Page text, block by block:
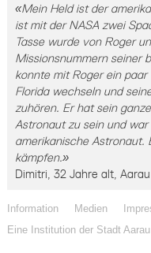
«Mein Held ist der
ist mit der NASA zwei
Tasse wurde von Roger
Missionsnummern seiner
konnte mit Roger ein
Florida wechseln und
zuhören. Er hat sein
Astronaut zu sein und
amerikanische Astronaut.
kämpfen.»
Dimitri, 32 Jahre alt, Aarau
Information Medien
Eine Institution der Stadt Aarau